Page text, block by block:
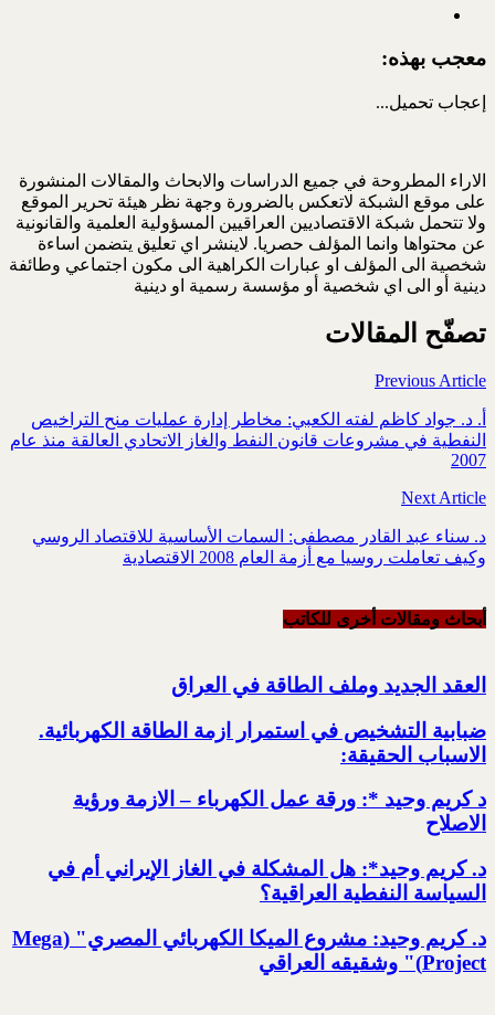
معجب بهذه:
إعجاب تحميل...
الاراء المطروحة في جميع الدراسات والابحاث والمقالات المنشورة
على موقع الشبكة لاتعكس بالضرورة وجهة نظر هيئة تحرير الموقع
ولا تتحمل شبكة الاقتصاديين العراقيين المسؤولية العلمية والقانونية
عن محتواها وانما المؤلف حصريا. لاينشر اي تعليق يتضمن اساءة
شخصية الى المؤلف او عبارات الكراهية الى مكون اجتماعي وطائفة
دينية أو الى اي شخصية أو مؤسسة رسمية او دينية
تصفّح المقالات
Previous Article
أ. د. جواد كاظم لفته الكعبي: مخاطر إدارة عمليات منح التراخيص
النفطية في مشروعات قانون النفط والغاز الاتحادي العالقة منذ عام
2007
Next Article
د. سناء عبد القادر مصطفى: السمات الأساسية للاقتصاد الروسي
وكيف تعاملت روسيا مع أزمة العام 2008 الاقتصادية
أبحاث ومقالات أخرى للکاتب
العقد الجديد وملف الطاقة في العراق
ضبابية التشخيص في استمرار ازمة الطاقة الكهربائية.‏
الاسباب الحقيقة:‏
د كريم وحيد *: ورقة عمل الكهرباء – الازمة ورؤية
الاصلاح
د. كريم وحيد*: هل المشكلة في الغاز الإيراني أم في
السياسة النفطية العراقية؟
د. كريم وحيد: مشروع الميكا الكهربائي المصري" (Mega
Project)" وشقيقه العراقي